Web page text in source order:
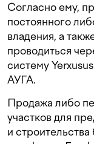
Согласно ему,
постоянного
владения, а
проводиться
систему
АУГА.
Продажа либо
участков для
и